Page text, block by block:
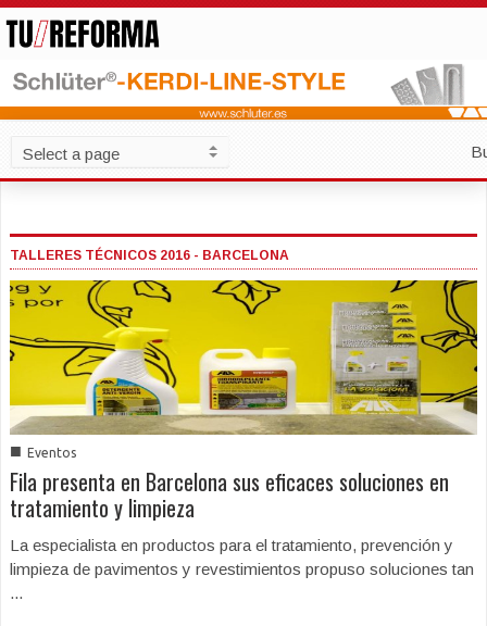
TALLERES TÉCNICOS 2016 - BARCELONA
■ Eventos
Fila presenta en Barcelona sus eficaces soluciones en
tratamiento y limpieza
La especialista en productos para el tratamiento, prevención y
limpieza de pavimentos y revestimientos propuso soluciones tan
...